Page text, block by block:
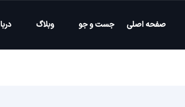
صفحه اصلی جست و جو وبلاگ